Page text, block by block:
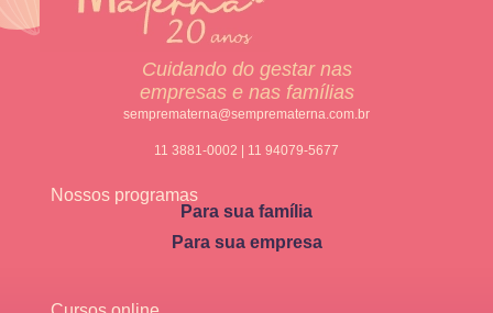
Cuidando do gestar nas
empresas e nas famílias
semprematerna@semprematerna.com.br
11 3881-0002 | 11 94079-5677
Nossos programas
Para sua família
Para sua empresa